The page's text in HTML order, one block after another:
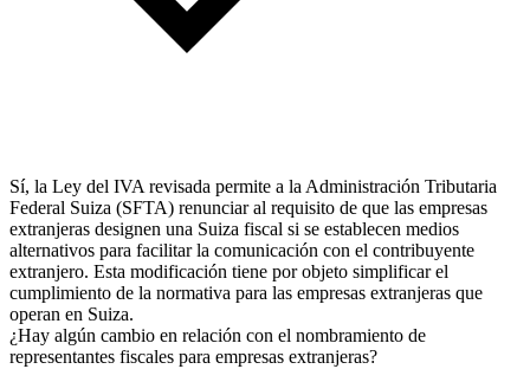
Sí, la Ley del IVA revisada permite a la Administración Tributaria
Federal Suiza (SFTA) renunciar al requisito de que las empresas
extranjeras designen una Suiza fiscal si se establecen medios
alternativos para facilitar la comunicación con el contribuyente
extranjero. Esta modificación tiene por objeto simplificar el
cumplimiento de la normativa para las empresas extranjeras que
operan en Suiza.
¿Hay algún cambio en relación con el nombramiento de
representantes fiscales para empresas extranjeras?